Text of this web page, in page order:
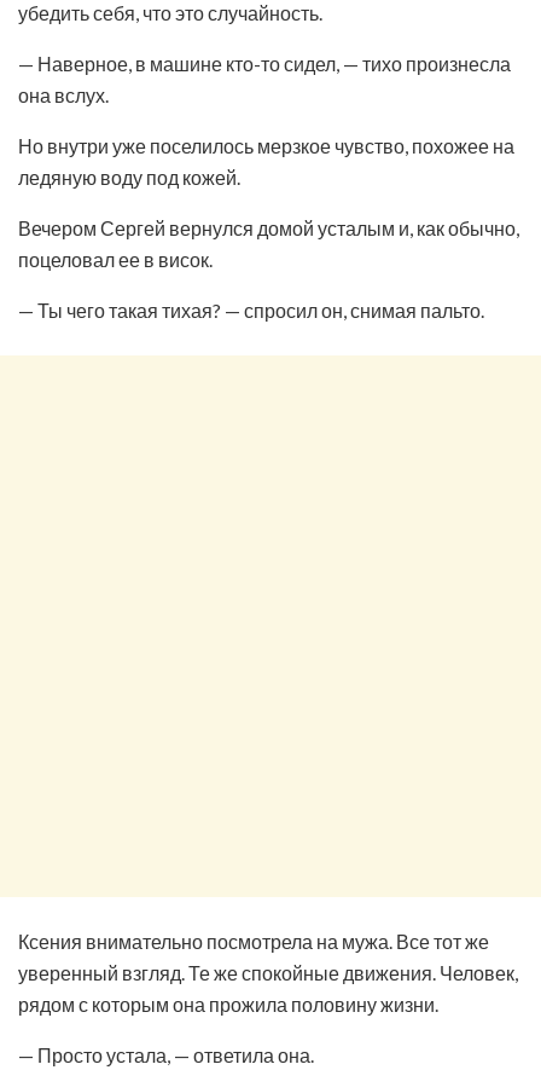
убедить себя, что это случайность.
— Наверное, в машине кто-то сидел, — тихо произнесла
она вслух.
Но внутри уже поселилось мерзкое чувство, похожее на
ледяную воду под кожей.
Вечером Сергей вернулся домой усталым и, как обычно,
поцеловал ее в висок.
— Ты чего такая тихая? — спросил он, снимая пальто.
Ксения внимательно посмотрела на мужа. Все тот же
уверенный взгляд. Те же спокойные движения. Человек,
рядом с которым она прожила половину жизни.
— Просто устала, — ответила она.